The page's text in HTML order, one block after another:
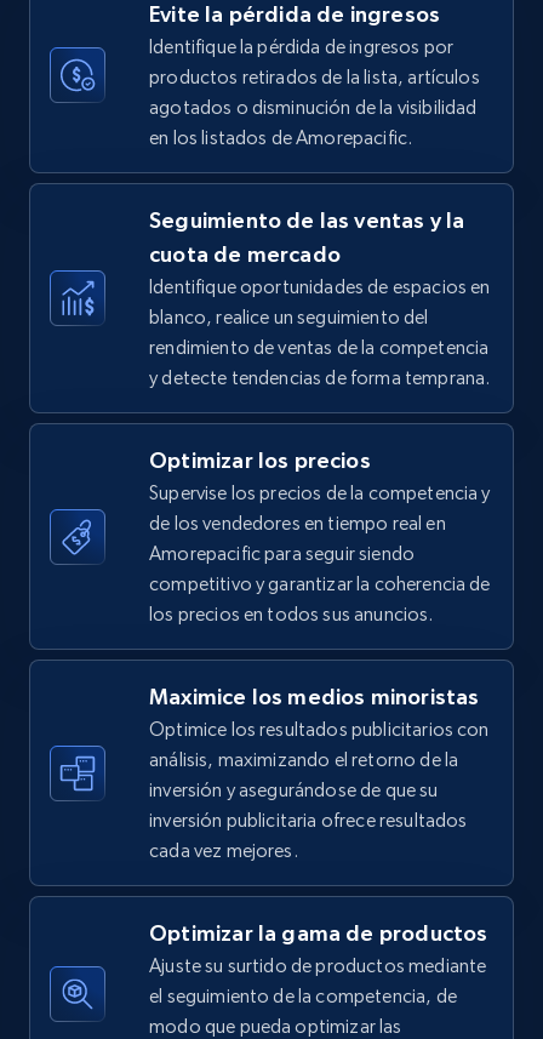
using sku numbers
URL, Final price, Sku, Currency, Gtin,
Specifications, Image urls, Top reviews, and
5.6K+ 878+ Comenzar ahora
TikTok Shop
URL, Title, Available, Description, Currency, Initial
price, Final price, Discount percent, and more.
5.4K+ 668+ Comenzar ahora
TikTok Shop - category
URL, Title, Available, Description, Currency, Initial
price, Final price, Discount percent, and more.
TikTok Shop - Collect TikTok shop products
by keywords search
URL, Title, Available, Description, Currency, Initial
price, Final price, Discount percent, and more.
Comenzar ahora
Evite la pérdida de ingresos
Identifique la pérdida de ingresos por
productos retirados de la lista, artículos
agotados o disminución de la visibilidad
en los listados de Amorepacific.
Seguimiento de las ventas y la
cuota de mercado
Identifique oportunidades de espacios en
blanco, realice un seguimiento del
rendimiento de ventas de la competencia
y detecte tendencias de forma temprana.
Optimizar los precios
Supervise los precios de la competencia y
de los vendedores en tiempo real en
Amorepacific para seguir siendo
competitivo y garantizar la coherencia de
los precios en todos sus anuncios.
Maximice los medios minoristas
Optimice los resultados publicitarios con
análisis, maximizando el retorno de la
inversión y asegurándose de que su
inversión publicitaria ofrece resultados
cada vez mejores.
Optimizar la gama de productos
Ajuste su surtido de productos mediante
el seguimiento de la competencia, de
modo que pueda optimizar las